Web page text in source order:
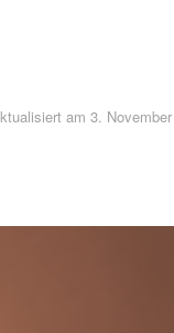
am 3. November